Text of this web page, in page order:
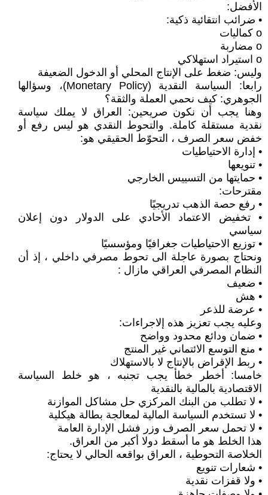
الأفضل:
• ضرائب انتقائية ذكية:
o كماليات
o مضاربة
o استيراد استهلاكي
وليس: ضغط على الإنتاج المحلي أو الدخول الضعيفة
رابعا: السياسة النقدية (Monetary Policy)، وسؤالها
الجوهري: كيف نحمي العملة والثقة؟
وهنا يجب أن نكون صريحين: العراق لا يملك سياسة
نقدية مستقلة كاملة. والتحوط النقدي هو ليس رفع أو
خفض سعر الصرف ، التحوّط الحقيقي هو:
• إدارة الاحتياطيات
• تنويعها
• حمايتها من التسييس الخارجي
مقترحات:
• رفع حصة الذهب تدريجيًا
• تخفيض الاعتماد الأحادي على الدولار دون إعلان
سياسي
• توزيع الاحتياطيات جغرافيًا ومؤسسيًا
ونحتاج بصورة عاجلة الى تحوط مصرفي داخلي ، إذ أن
النظام المصرفي العراقي مازال :
• ضعيف
• هش
• عرضة للذعر
وعليه يجب تعزيز هذه إلاجراءات:
• ضمان ودائع محدود وواضح
• منع التوسع الائتماني غير المنتج
• ربط الإقراض بالإنتاج لا بالاستهلاك
خامسا: أخطر خطأ يجب تجنبه ، هو خلط السياسة
الاقتصادية بالمالية بالنقدية
• لا تطلب من البنك المركزي حل مشاكل الموازنة
• لا تستخدم السياسة المالية لمعالجة بطالة هيكلية
• لا تحمل سعر الصرف وزر فشل الإدارة العامة
هذا الخلط هو ما أسقط دولا أكبر من العراق.
الخلاصة التحوطية ، العراق بواقعه الحالي لا يحتاج:
• شعارات تنويع
• ولا قفزات نقدية